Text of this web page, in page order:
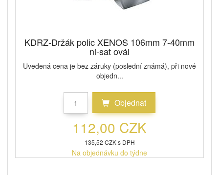
KDRZ-Držák polic XENOS 106mm 7-40mm
ni-sat ovál
Uvedená cena je bez záruky (poslední známá), při nové
objedn...
Objednat
112,00 CZK
135,52 CZK s DPH
Na objednávku do týdne